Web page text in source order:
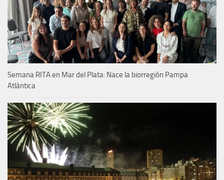
Semana RITA en Mar del Plata: Nace la biorregión Pampa
Atlántica